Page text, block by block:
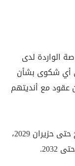
الواردة لدى
أي شكوى بشأن
عقود مع أنديتهم
ويمتلك مايكل أوليس عقد مع بايرن ميونخ حتى حزيران 2029،